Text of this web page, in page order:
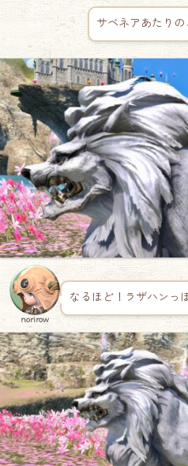
サベネアあたり
norirow
なるほど！ラザハンっ